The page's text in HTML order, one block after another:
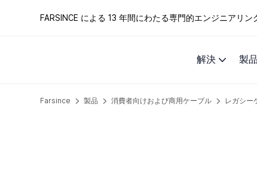
FARSINCE による 13 年間にわたる専門的エンジニアリン
解決 製品
Farsince 製品 消費者向けおよび商用ケーブル レガシー